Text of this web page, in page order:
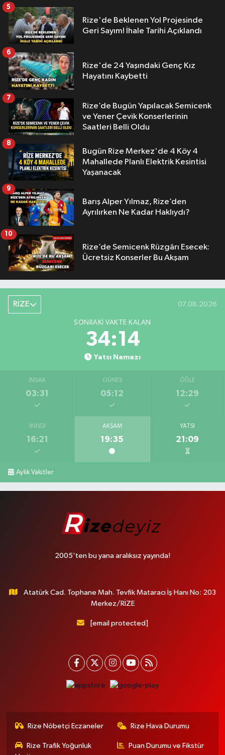
Rize'de Beklenen Yol Projesinde
Geri Sayım! İhale Tarihi Açıklandı
5
Rize'de 24 Yaşındaki Genç Kız
Hayatını Kaybetti
6
Rize’de Bugün Yapılacak Semicenk
ve Yener Çevik Konserlerinin
Saatleri Belli Oldu
7
Bugün Rize Merkez'de 4 Köy 4
Mahallede Planlı Elektrik Kesintisi
Yaşanacak
8
Barış Alper Yılmaz, Rize’den
Ayrılırken Ne Kadar Haklıydı?
9
Rize’de Semicenk Rüzgârı Esecek:
Ücretsiz Konserler Bu Akşam
10
RİZE 07.08.2026
SONRAKI VAKTE KALAN
34:13
Yatsı Namazı
İMSAK
03:31
GÜNEŞ
05:12
ÖĞLE
12:29
İKINDI
16:21
AKŞAM
19:35
YATSI
21:09
Aylık Vakitler
2005'ten bu yana aralıksız yayında!
Atatürk Cad. Tophane Mah. Tevfik Mataracı İş Hanı No: 203
Merkez/RİZE
[email protected]
Rize Nöbetçi Eczaneler Rize Hava Durumu
Rize Trafik Yoğunluk
Puan Durumu ve Fikstür